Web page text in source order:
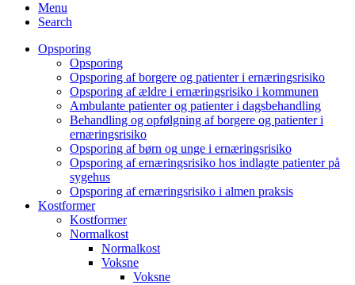
Menu
Search
Opsporing
Opsporing
Opsporing af borgere og patienter i ernæringsrisiko
Opsporing af ældre i ernæringsrisiko i kommunen
Ambulante patienter og patienter i dagsbehandling
Behandling og opfølgning af borgere og patienter i
ernæringsrisiko
Opsporing af børn og unge i ernæringsrisiko
Opsporing af ernæringsrisiko hos indlagte patienter på
sygehus
Opsporing af ernæringsrisiko i almen praksis
Kostformer
Kostformer
Normalkost
Normalkost
Voksne
Voksne